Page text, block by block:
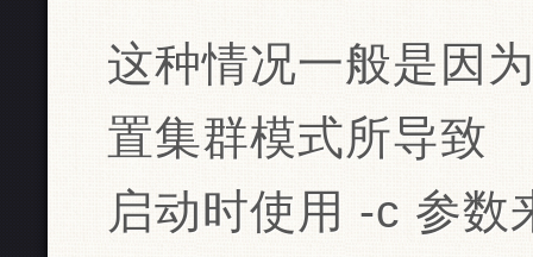
这种情况一般是因
置集群模式所导致
启动时使用 -c 参数